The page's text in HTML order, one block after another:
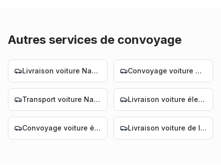
Autres services de convoyage
Livraison voiture Nantes Convoyage voiture Nantes
Transport voiture Nantes Livraison voiture électrique Nantes
Convoyage voiture électrique Nantes Livraison voiture de luxe Nantes